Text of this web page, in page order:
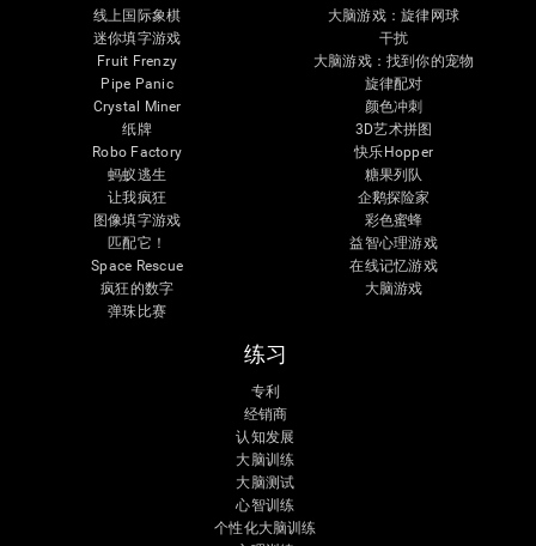
线上国际象棋
迷你填字游戏
Fruit Frenzy
Pipe Panic
Crystal Miner
纸牌
Robo Factory
蚂蚁逃生
让我疯狂
图像填字游戏
匹配它！
Space Rescue
疯狂的数字
弹珠比赛
大脑游戏：旋律网球
干扰
大脑游戏：找到你的宠物
旋律配对
颜色冲刺
3D艺术拼图
快乐Hopper
糖果列队
企鹅探险家
彩色蜜蜂
益智心理游戏
在线记忆游戏
大脑游戏
练习
专利
经销商
认知发展
大脑训练
大脑测试
心智训练
个性化大脑训练